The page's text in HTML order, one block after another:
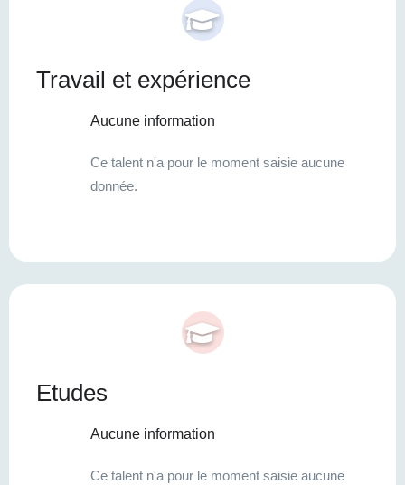
Travail et expérience
Aucune information
Ce talent n'a pour le moment saisie aucune
donnée.
Etudes
Aucune information
Ce talent n'a pour le moment saisie aucune